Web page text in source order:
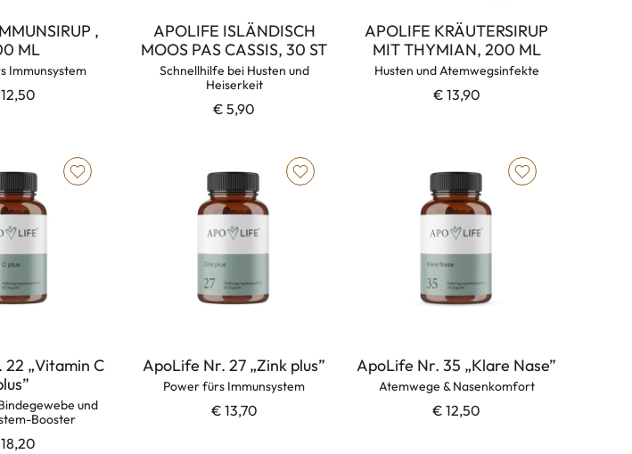
,
ML
Immunsystem
APOLIFE ISLÄNDISCH
MOOS PAS CASSIS, 30 ST
Schnellhilfe bei Husten und
Heiserkeit
€ 5,90
APOLIFE KRÄUTERSIRUP
MIT THYMIAN, 200 ML
Husten und Atemwegsinfekte
€ 13,90
„Vitamin C
und
Booster
ApoLife Nr. 27 „Zink plus”
Power fürs Immunsystem
€ 13,70
ApoLife Nr. 35 „Klare Nase”
Atemwege & Nasenkomfort
€ 12,50